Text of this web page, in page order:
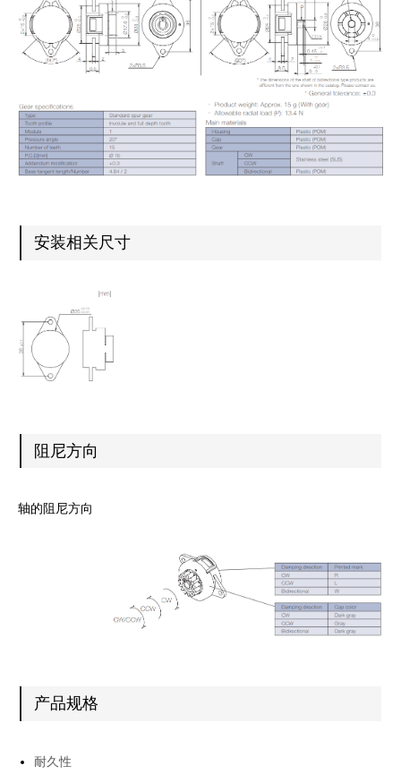
安装相关尺寸
阻尼方向
轴的阻尼方向
产品规格
耐久性